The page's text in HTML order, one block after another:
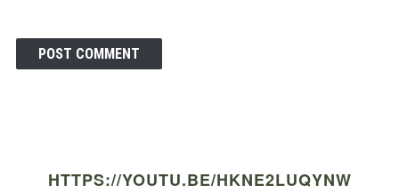
HTTPS://YOUTU.BE/HKNE2LUQYNW